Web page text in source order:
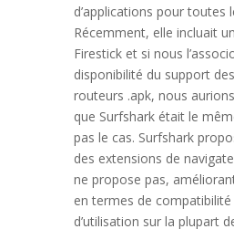
d’applications pour toutes
Récemment, elle incluait
Firestick et si nous
disponibilité du support
routeurs .apk, nous
que Surfshark était le
pas le cas. Surfshark
des extensions de
ne propose pas,
en termes de
d’utilisation sur la plupart